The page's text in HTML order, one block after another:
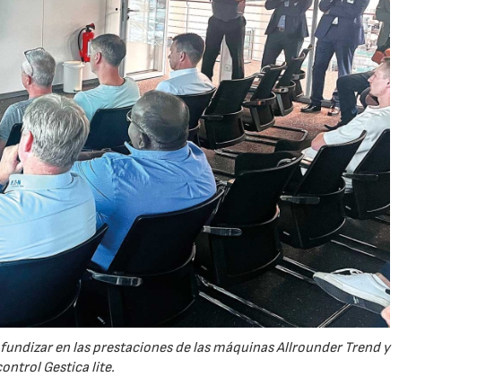
en las prestaciones de las máquinas Allrounder Trend y
Gestica lite.